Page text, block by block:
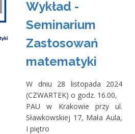
Wykład -
Seminarium
Zastosowań
matematyki
W dniu 28 listopada 2024
(CZWARTEK) o godz. 16.00,
PAU w Krakowie przy ul.
Sławkowskiej 17, Mała Aula,
I piętro